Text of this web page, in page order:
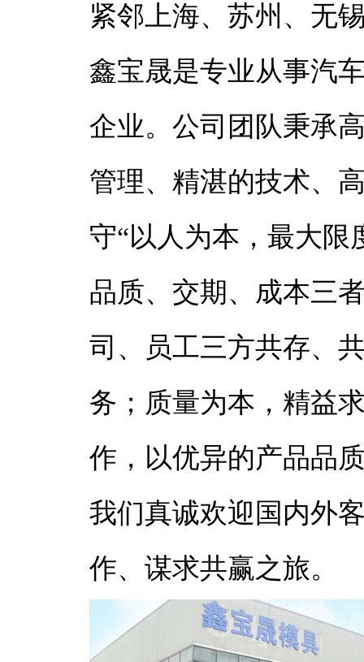
紧邻上海、苏州、无
鑫宝晟是专业从事汽
企业。公司团队秉承
管理、精湛的技术、
守“以人为本，最大
品质、交期、成本三
司、员工三方共存、
务；质量为本，精益
作，以优异的产品品
我们真诚欢迎国内外
作、谋求共赢之旅。